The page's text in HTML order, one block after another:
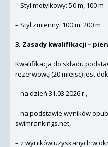
– Styl motylkowy: 50 m, 100 m
– Styl zmienny: 100 m, 200 m
3. Zasady kwalifikacji –
Kwalifikacja do składu
rezerwową (20 miejsc) jest
– na dzień 31.03.2026 r.,
– na podstawie wyników
swimrankings.net,
– z wyników uzyskanych w